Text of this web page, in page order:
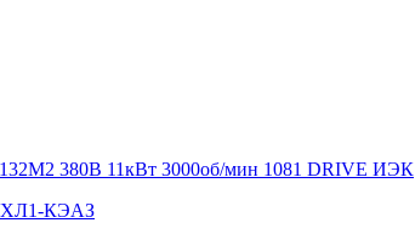
380В 11кВт 3000об/мин 1081 DRIVE ИЭК
КЭАЗ